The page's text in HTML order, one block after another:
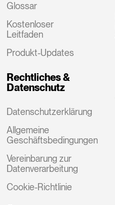
Glossar
Kostenloser
Leitfaden
Produkt-Updates
Rechtliches &
Datenschutz
Datenschutzerklärung
Allgemeine
Geschäftsbedingungen
Vereinbarung zur
Datenverarbeitung
Cookie-Richtlinie